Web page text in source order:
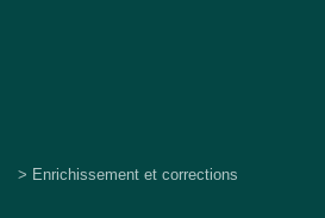
> Enrichissement et corrections